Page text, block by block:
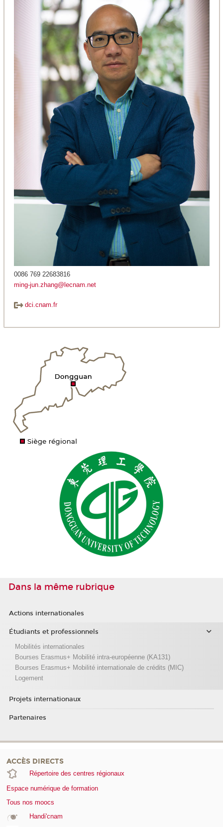
0086 769 22683816
ming-jun.zhang@lecnam.net
dci.cnam.fr
Dans la même rubrique
Actions internationales
Étudiants et professionnels
Mobilités internationales
Bourses Erasmus+ Mobilité intra-européenne (KA131)
Bourses Erasmus+ Mobilité internationale de crédits (MIC)
Logement
Projets internationaux
Partenaires
ACCÈS DIRECTS
Répertoire des centres régionaux
Espace numérique de formation
Tous nos moocs
Handi'cnam